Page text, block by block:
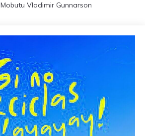
Mobutu Vladimir Gunnarson